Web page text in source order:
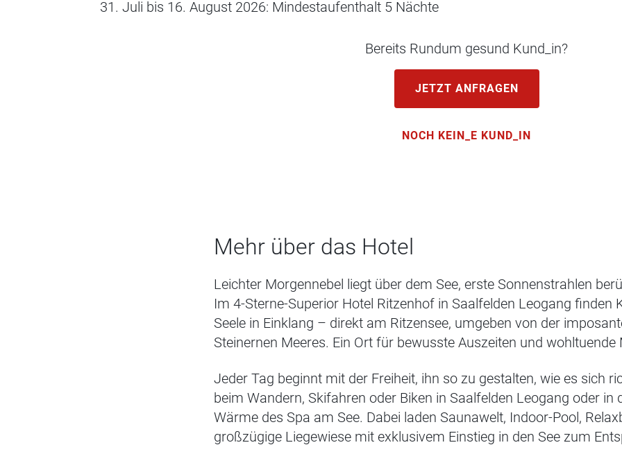
31. Juli bis 16. August 2026: Mindestaufenthalt 5 Nächte
Bereits Rundum gesund Kund_in?
JETZT ANFRAGEN
NOCH KEIN_E KUND_IN
Mehr über das Hotel
Leichter Morgennebel liegt über dem See, erste Sonnenstrahlen
Im 4-Sterne-Superior Hotel Ritzenhof in Saalfelden Leogang finden
Seele in Einklang – direkt am Ritzensee, umgeben von der
Steinernen Meeres. Ein Ort für bewusste Auszeiten und wohltuende
Jeder Tag beginnt mit der Freiheit, ihn so zu gestalten, wie es sich
beim Wandern, Skifahren oder Biken in Saalfelden Leogang oder in
Wärme des Spa am See. Dabei laden Saunawelt, Indoor-Pool,
großzügige Liegewiese mit exklusivem Einstieg in den See zum